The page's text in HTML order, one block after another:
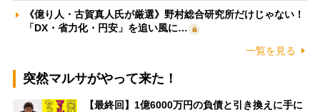
《億り人・古賀真人氏が厳選》野村総合研究所だけじゃない！
「DX・省力化・円安」を追い風に…
一覧を見る
突然マルサがやって来た！
【最終回】1億6000万円の負債と引き換えに手に